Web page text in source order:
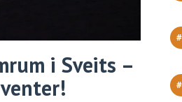
i Sveits –